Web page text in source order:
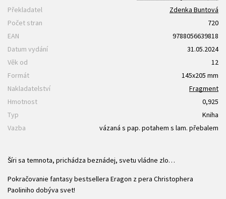
Překladatel
Zdenka Buntová
Počet stran
720
EAN
9788056639818
Datum vydání
31.05.2024
Věk od
12
Formát
145x205 mm
Nakladatelství
Fragment
Hmotnost
0,925
Typ
Kniha
Vazba
vázaná s pap. potahem s lam. přebalem
Šíri sa temnota, prichádza beznádej, svetu vládne zlo…
Pokračovanie fantasy bestsellera Eragon z pera Christophera
Paoliniho dobýva svet!